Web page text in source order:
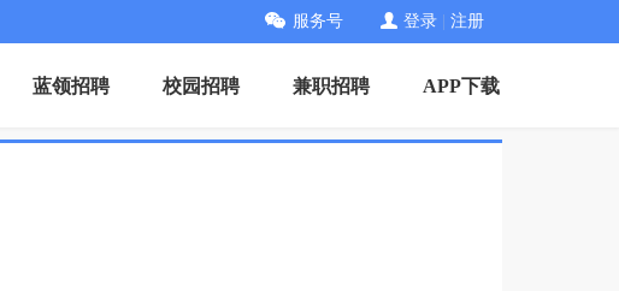
服务号 登录 注册
蓝领招聘 校园招聘 兼职招聘 APP下载